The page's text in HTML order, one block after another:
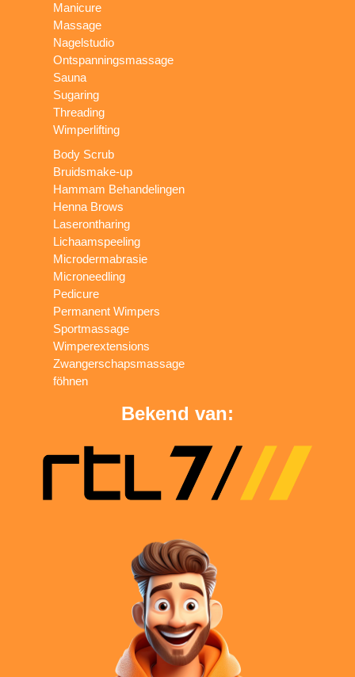
Manicure
Massage
Nagelstudio
Ontspanningsmassage
Sauna
Sugaring
Threading
Wimperlifting
Body Scrub
Bruidsmake-up
Hammam Behandelingen
Henna Brows
Laserontharing
Lichaamspeeling
Microdermabrasie
Microneedling
Pedicure
Permanent Wimpers
Sportmassage
Wimperextensions
Zwangerschapsmassage
föhnen
Bekend van: